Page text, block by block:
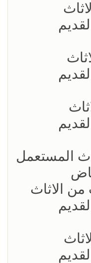
المستعمل
من الاثاث